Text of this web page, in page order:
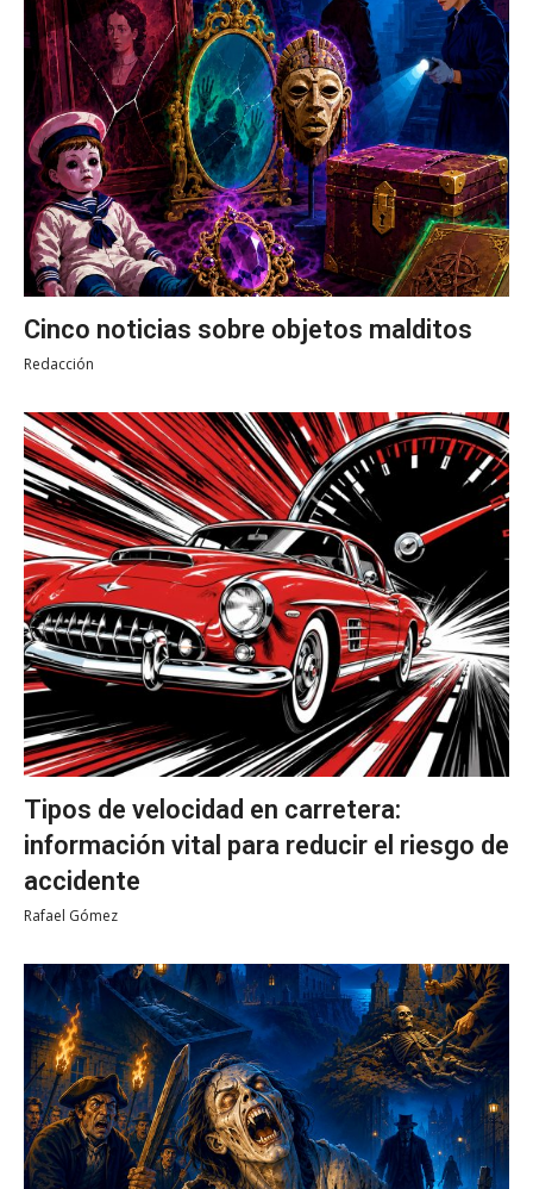
Cinco noticias sobre objetos malditos
Redacción
Tipos de velocidad en carretera:
información vital para reducir el riesgo de
accidente
Rafael Gómez